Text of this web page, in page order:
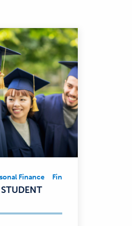
Finance Financial Education